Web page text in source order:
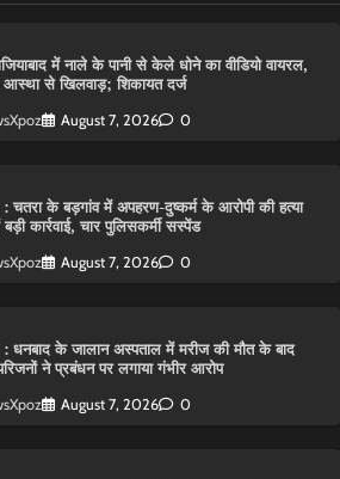
में नाले के पानी से केले धोने का वीडियो वायरल,
आस्था से खिलवाड़; शिकायत दर्ज
August 7, 2026 0
चतरा के बड़गांव में अपहरण-दुष्कर्म के आरोपी की हत्या
कार्रवाई, चार पुलिसकर्मी सस्पेंड
August 7, 2026 0
धनबाद के जालान अस्पताल में मरीज की मौत के बाद
ने प्रबंधन पर लगाया गंभीर आरोप
August 7, 2026 0